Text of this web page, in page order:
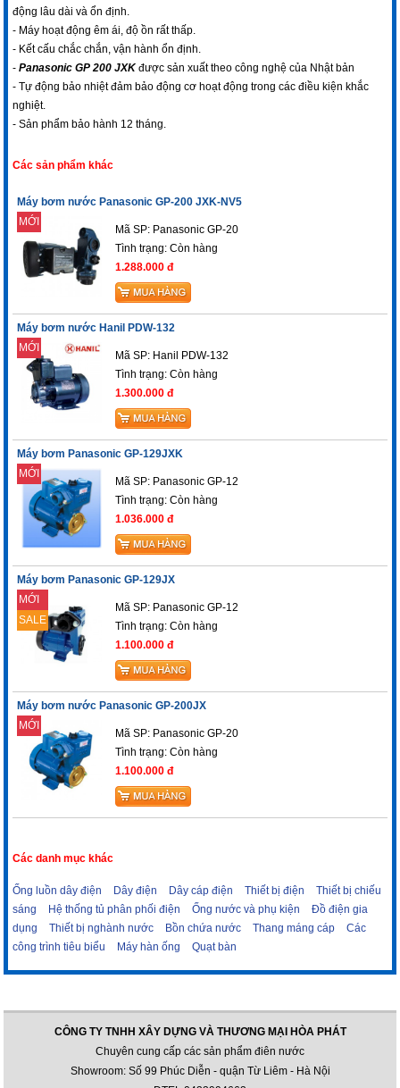
động lâu dài và ổn định.
- Máy hoạt động êm ái, độ ồn rất thấp.
- Kết cấu chắc chắn, vận hành ổn định.
-Panasonic GP 200 JXK được sản xuất theo công nghệ của Nhật bản
- Tự động bảo nhiệt đảm bảo động cơ hoạt động trong các điều kiện khắc
nghiệt.
- Sản phẩm bảo hành 12 tháng.
Các sản phẩm khác
Máy bơm nước Panasonic GP-200 JXK-NV5
MỚI
Mã SP: Panasonic GP-20
Tình trạng:Còn hàng
1.288.000 đ
Máy bơm nước Hanil PDW-132
MỚI
Mã SP: Hanil PDW-132
Tình trạng:Còn hàng
1.300.000 đ
Máy bơm Panasonic GP-129JXK
MỚI
Mã SP: Panasonic GP-12
Tình trạng:Còn hàng
1.036.000 đ
Máy bơm Panasonic GP-129JX
MỚI
SALE
Mã SP: Panasonic GP-12
Tình trạng:Còn hàng
1.100.000 đ
Máy bơm nước Panasonic GP-200JX
MỚI
Mã SP: Panasonic GP-20
Tình trạng:Còn hàng
1.100.000 đ
Các danh mục khác
Ống luồn dây điện Dây điện Dây cáp điện Thiết bị điện
Thiết bị chiếu
sáng
Hệ thống tủ phân phối điện Ống nước và phụ kiện
Đồ điện gia
dụng
Thiết bị nghành nước Bồn chứa nước Thang máng cáp
Các
công trình tiêu biểu
Máy hàn ống Quạt bàn
CÔNG TY TNHH XÂY DỰNG VÀ THƯƠNG MẠI HÒA PHÁT
Chuyên cung cấp các sản phẩm điên nước
Showroom: Số 99 Phúc Diễn - quận Từ Liêm - Hà Nội